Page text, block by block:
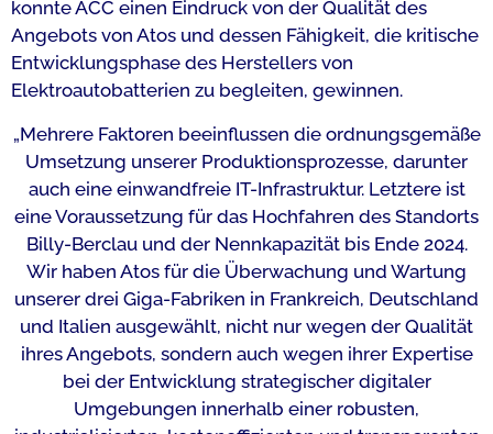
konnte ACC einen Eindruck von der Qualität des
Angebots von Atos und dessen Fähigkeit, die kritische
Entwicklungsphase des Herstellers von
Elektroautobatterien zu begleiten, gewinnen.
„Mehrere Faktoren beeinflussen die ordnungsgemäße
Umsetzung unserer Produktionsprozesse, darunter
auch eine einwandfreie IT-Infrastruktur. Letztere ist
eine Voraussetzung für das Hochfahren des Standorts
Billy-Berclau und der Nennkapazität bis Ende 2024.
Wir haben Atos für die Überwachung und Wartung
unserer drei Giga-Fabriken in Frankreich, Deutschland
und Italien ausgewählt, nicht nur wegen der Qualität
ihres Angebots, sondern auch wegen ihrer Expertise
bei der Entwicklung strategischer digitaler
Umgebungen innerhalb einer robusten,